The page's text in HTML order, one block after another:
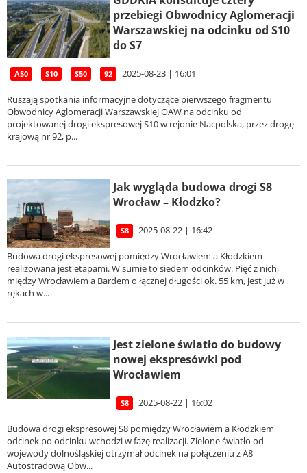
przebiegi Obwodnicy Aglomeracji
Warszawskiej na odcinku od S10
do S7
A50 S10 S50 92 2025-08-23 | 16:01
Ruszają spotkania informacyjne dotyczące pierwszego fragmentu
Obwodnicy Aglomeracji Warszawskiej OAW na odcinku od
projektowanej drogi ekspresowej S10 w rejonie Nacpolska, przez drogę
krajową nr 92, p...
Jak wygląda budowa drogi S8
Wrocław – Kłodzko?
S8 2025-08-22 | 16:42
Budowa drogi ekspresowej pomiędzy Wrocławiem a Kłodzkiem
realizowana jest etapami. W sumie to siedem odcinków. Pięć z nich,
między Wrocławiem a Bardem o łącznej długości ok. 55 km, jest już w
rękach w...
Jest zielone światło do budowy
nowej ekspresówki pod
Wrocławiem
S8 2025-08-22 | 16:02
Budowa drogi ekspresowej S8 pomiędzy Wrocławiem a Kłodzkiem
odcinek po odcinku wchodzi w fazę realizacji. Zielone światło od
wojewody dolnośląskiej otrzymał odcinek na połączeniu z A8
Autostradową Obw...